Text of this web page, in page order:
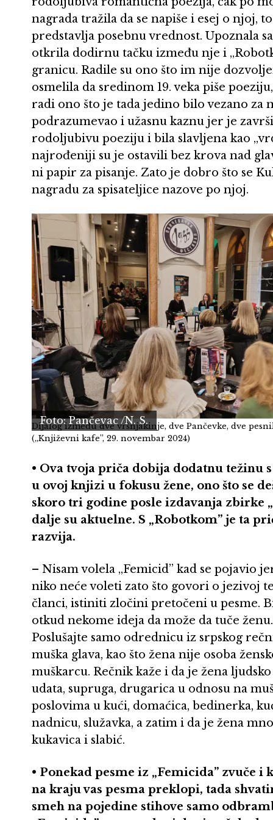
nagrada tražila da se napiše i esej o njoj,
predstavlja posebnu vrednost. Upoznala
otkrila dodirnu tačku između nje i
granicu. Radile su ono što im nije
osmelila da sredinom 19. veka piše
radi ono što je tada jedino bilo vezano za
podrazumevao i užasnu kaznu jer je
rodoljubivu poeziju i bila slavljena kao
najrođeniji su je ostavili bez krova nad
ni papir za pisanje. Zato je dobro što se
nagradu za spisateljice nazove po njoj.
Dijalog između dve vršnjakinje, dve Pančevke, dve
(„Književni kafe”, 29. novembar 2024)
Foto: Pančevac /N. S.
• Ova tvoja priča dobija dodatnu
u ovoj knjizi u fokusu žene, ono što se
skoro tri godine posle izdavanja zbirke
dalje su aktuelne. S „Robotkom” je ta
razvija.
– Nisam volela „Femicid” kad se pojavio
niko neće voleti zato što govori o jezivoj
članci, istiniti zločini pretočeni u pesme.
otkud nekome ideja da može da tuče
Poslušajte samo odrednicu iz srpskog
muška glava, kao što žena nije osoba
muškarcu. Rečnik kaže i da je žena
udata, supruga, drugarica u odnosu na
poslovima u kući, domaćica, bedinerka,
nadnicu, služavka, a zatim i da je žena
kukavica i slabić.
• Ponekad pesme iz „Femicida” zvuče
na kraju vas pesma preklopi, tada
smeh na pojedine stihove samo